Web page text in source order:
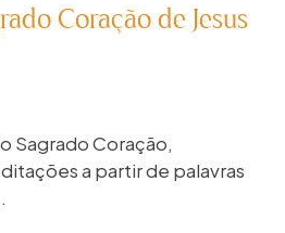
Coração de Jesus
Sagrado Coração,
a partir de palavras